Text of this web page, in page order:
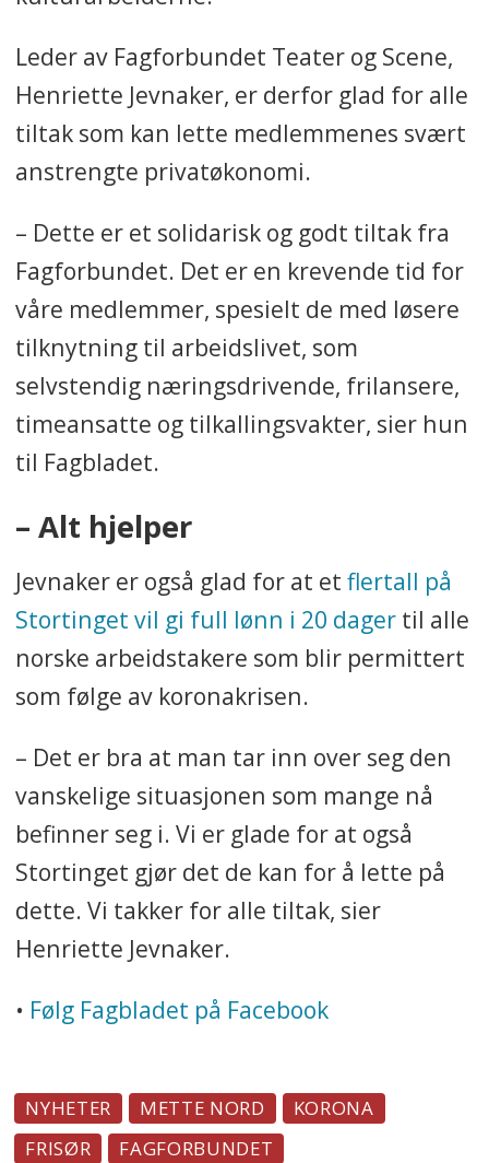
Leder av Fagforbundet Teater og Scene,
Henriette Jevnaker, er derfor glad for alle
tiltak som kan lette medlemmenes svært
anstrengte privatøkonomi.
– Dette er et solidarisk og godt tiltak fra
Fagforbundet. Det er en krevende tid for
våre medlemmer, spesielt de med løsere
tilknytning til arbeidslivet, som
selvstendig næringsdrivende, frilansere,
timeansatte og tilkallingsvakter, sier hun
til Fagbladet.
– Alt hjelper
Jevnaker er også glad for at et flertall på
Stortinget vil gi full lønn i 20 dagertil alle
norske arbeidstakere som blir permittert
som følge av koronakrisen.
– Det er bra at man tar inn over seg den
vanskelige situasjonen som mange nå
befinner seg i. Vi er glade for at også
Stortinget gjør det de kan for å lette på
dette. Vi takker for alle tiltak, sier
Henriette Jevnaker.
• Følg Fagbladet på Facebook
NYHETER METTE NORD
KORONA
FRISØR
FAGFORBUNDET